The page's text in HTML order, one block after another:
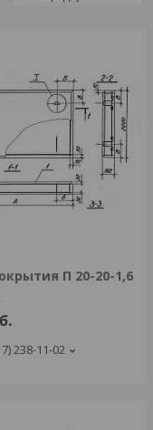
П 20-20-1,6
238-11-02